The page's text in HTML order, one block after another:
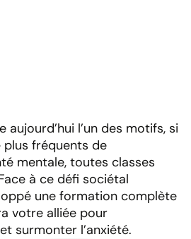
aujourd’hui l’un des motifs, si
fréquents de
mentale, toutes classes
à ce défi sociétal
une formation complète
votre alliée pour
surmonter l’anxiété.